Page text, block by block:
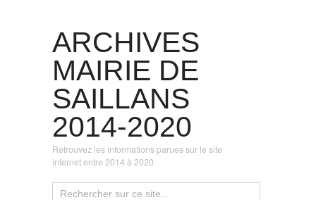
ARCHIVES
MAIRIE DE
SAILLANS
2014-2020
Retrouvez les informations parues sur le site
internet entre 2014 à 2020